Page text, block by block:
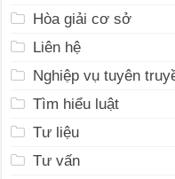
Hòa giải cơ sở
Liên hệ
Nghiệp vụ tuyên
Tìm hiểu luật
Tư liệu
Tư vấn